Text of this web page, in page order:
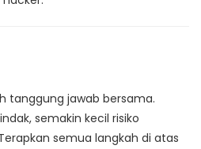
tanggung jawab bersama.
semakin kecil risiko
semua langkah di atas